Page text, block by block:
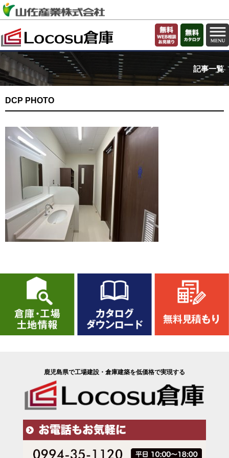
記事一覧
DCP PHOTO
鹿児島県で工場建設・倉庫建築を低価格で実現する